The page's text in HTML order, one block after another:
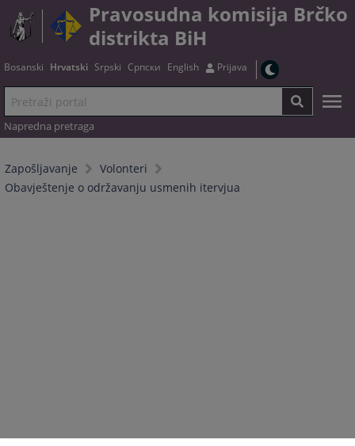
Pravosudna komisija Brčko
distrikta BiH
Bosanski Hrvatski Srpski Српски English Prijava
Napredna pretraga
Zapošljavanje
Volonteri
Obavještenje o održavanju usmenih itervjua